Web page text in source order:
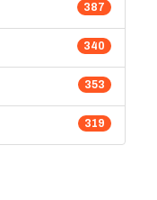
387
340
353
319